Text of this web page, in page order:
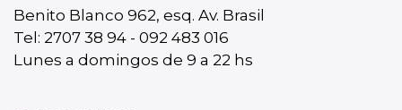
Benito Blanco 962, esq. Av. Brasil
Tel: 2707 38 94 - 092 483 016
Lunes a domingos de 9 a 22 hs